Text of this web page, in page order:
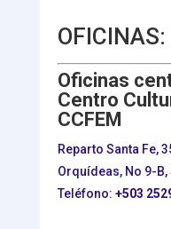
OFICINAS:
Oficinas
Centro
CCFEM
Reparto Santa Fe,
Orquídeas, No 9-B,
Teléfono: +503